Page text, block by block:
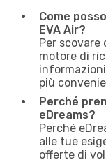
Come
EVA Air?
Per
motore di
più
Perché
eDreams?
Perché
alle tue
offerte di